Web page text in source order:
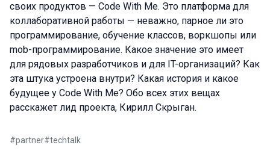
своих продуктов — Code With Me. Это платформа для
коллаборативной работы — неважно, парное ли это
программирование, обучение классов, воркшопы или
mob-программирование. Какое значение это имеет
для рядовых разработчиков и для IT-организаций? Как
эта штука устроена внутри? Какая история и какое
будущее у Code With Me? Обо всех этих вещах
расскажет лид проекта, Кирилл Скрыган.
#partner#techtalk